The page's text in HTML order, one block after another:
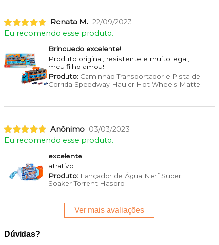
Renata M. 22/09/2023
Eu recomendo esse produto.
Brinquedo excelente!
Produto original, resistente e muito legal,
meu filho amou!
Produto:Caminhão Transportador e Pista de
Corrida Speedway Hauler Hot Wheels Mattel
Anônimo 03/03/2023
Eu recomendo esse produto.
excelente
atrativo
Produto:Lançador de Água Nerf Super
Soaker Torrent Hasbro
Ver mais avaliações
Dúvidas?